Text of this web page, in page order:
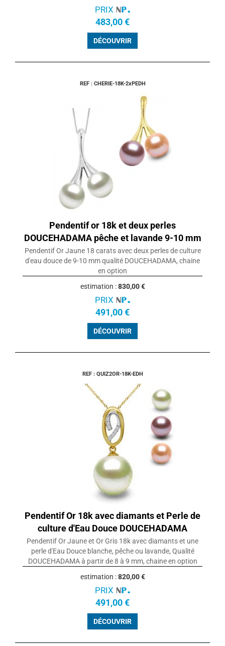
PRIX
483,00 €
DÉCOUVRIR
REF : CHERIE-18K-2xPEDH
Pendentif or 18k et deux perles
DOUCEHADAMA pêche et lavande 9-10 mm
Pendentif Or Jaune 18 carats avec deux perles de culture
d'eau douce de 9-10 mm qualité DOUCEHADAMA, chaine
en option
estimation :830,00 €
PRIX
491,00 €
DÉCOUVRIR
REF : QUIZ2OR-18K-EDH
Pendentif Or 18k avec diamants et Perle de
culture d'Eau Douce DOUCEHADAMA
Pendentif Or Jaune et Or Gris 18k avec diamants et une
perle d'Eau Douce blanche, pêche ou lavande, Qualité
DOUCEHADAMA à partir de 8 à 9 mm, chaine en option
estimation :820,00 €
PRIX
491,00 €
DÉCOUVRIR